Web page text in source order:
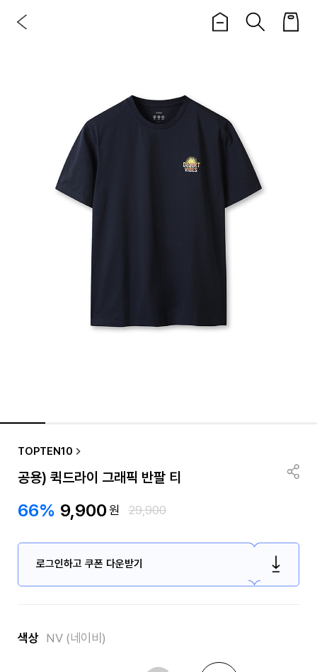
TOPTEN10
공용) 퀵드라이 그래픽 반팔 티
66% 9,900원 29,900
로그인하고 쿠폰 다운받기
색상 NV (네이비)